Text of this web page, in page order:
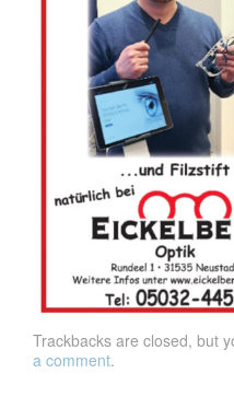
Trackbacks are closed, but
a comment.